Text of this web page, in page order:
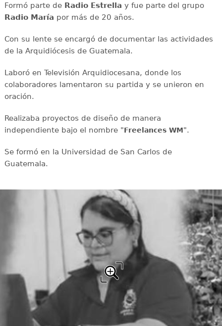
Formó parte de Radio Estrella y fue parte del grupo
Radio María por más de 20 años.
Con su lente se encargó de documentar las actividades
de la Arquidiócesis de Guatemala.
Laboró en Televisión Arquidiocesana, donde los
colaboradores lamentaron su partida y se unieron en
oración.
Realizaba proyectos de diseño de manera
independiente bajo el nombre "Freelances WM".
Se formó en la Universidad de San Carlos de
Guatemala.